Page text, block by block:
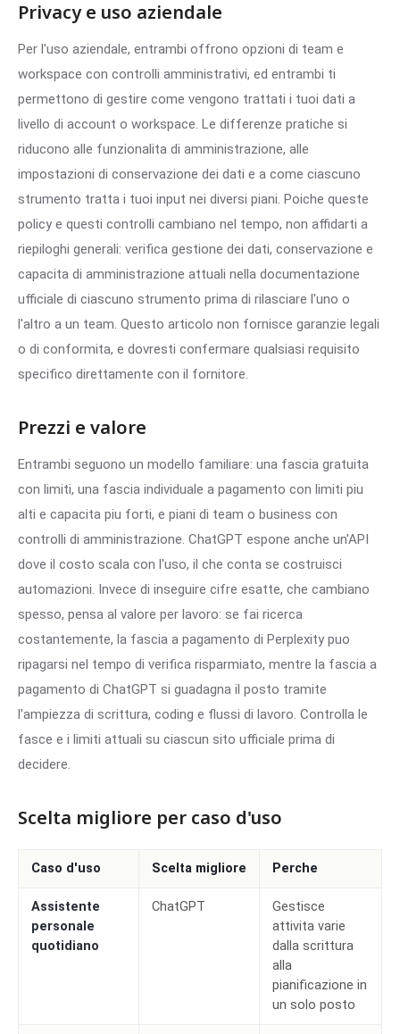
Privacy e uso aziendale
Per l'uso aziendale, entrambi offrono opzioni di team e
workspace con controlli amministrativi, ed entrambi ti
permettono di gestire come vengono trattati i tuoi dati a
livello di account o workspace. Le differenze pratiche si
riducono alle funzionalita di amministrazione, alle
impostazioni di conservazione dei dati e a come ciascuno
strumento tratta i tuoi input nei diversi piani. Poiche queste
policy e questi controlli cambiano nel tempo, non affidarti a
riepiloghi generali: verifica gestione dei dati, conservazione e
capacita di amministrazione attuali nella documentazione
ufficiale di ciascuno strumento prima di rilasciare l'uno o
l'altro a un team. Questo articolo non fornisce garanzie legali
o di conformita, e dovresti confermare qualsiasi requisito
specifico direttamente con il fornitore.
Prezzi e valore
Entrambi seguono un modello familiare: una fascia gratuita
con limiti, una fascia individuale a pagamento con limiti piu
alti e capacita piu forti, e piani di team o business con
controlli di amministrazione. ChatGPT espone anche un'API
dove il costo scala con l'uso, il che conta se costruisci
automazioni. Invece di inseguire cifre esatte, che cambiano
spesso, pensa al valore per lavoro: se fai ricerca
costantemente, la fascia a pagamento di Perplexity puo
ripagarsi nel tempo di verifica risparmiato, mentre la fascia a
pagamento di ChatGPT si guadagna il posto tramite
l'ampiezza di scrittura, coding e flussi di lavoro. Controlla le
fasce e i limiti attuali su ciascun sito ufficiale prima di
decidere.
Scelta migliore per caso d'uso
Caso d'uso Scelta migliore Perche
Assistente
personale
quotidiano
ChatGPT
Gestisce
attivita varie
dalla scrittura
alla
pianificazione in
un solo posto